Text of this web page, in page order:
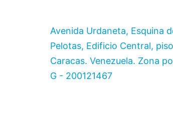
Avenida Urdaneta, Esquina
Pelotas, Edificio Central,
Caracas. Venezuela. Zona
G - 200121467